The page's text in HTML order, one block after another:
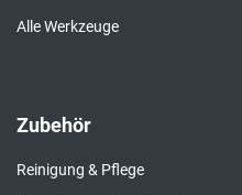
Alle Werkzeuge
Zubehör
Reinigung & Pflege